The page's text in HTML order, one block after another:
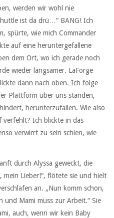
werden wir wohl nie
ist da drü…“ BANG! Ich
spürte, wie mich Commander
auf eine heruntergefallene
dem Ort, wo ich gerade noch
wieder langsamer. LaForge
dann nach oben. Ich folge
Plattform über uns standen,
herunterzufallen. Wie also
verfehlt? Ich blickte in das
verwirrt zu sein schien, wie
durch Alyssa geweckt, die
mein Lieber!“, flötete sie und hielt
an. „Nun komm schon,
und Mami muss zur Arbeit.“ Sie
auch, wenn wir kein Baby